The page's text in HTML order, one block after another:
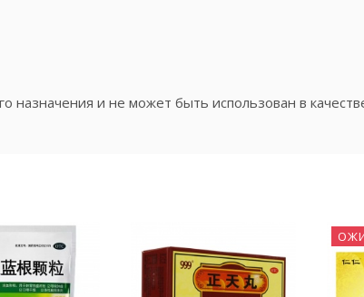
назначения и не может быть использован в